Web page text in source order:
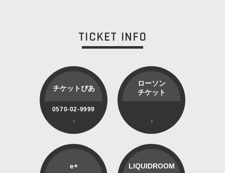
TICKET INFO
チケットぴあ
0570-02-9999
ローソン
チケット
e+ LIQUIDROOM